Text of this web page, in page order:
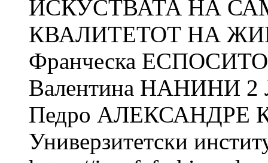
ИСКУСТВАТА НА
КВАЛИТЕТОТ НА
Франческа
Валентина НАНИНИ
Педро АЛЕКСАНДРЕ
Универзитетски